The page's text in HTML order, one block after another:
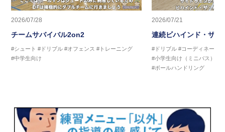
2026/07/28
チームサバイバル2on2
#シュート #ドリブル #オフェンス #トレーニング
#中学生向け
2026/07/21
連続ビハインド・ザ・
#ドリブル #コーディネーシ
#小学生向け（ミニバス）
#ボールハンドリング